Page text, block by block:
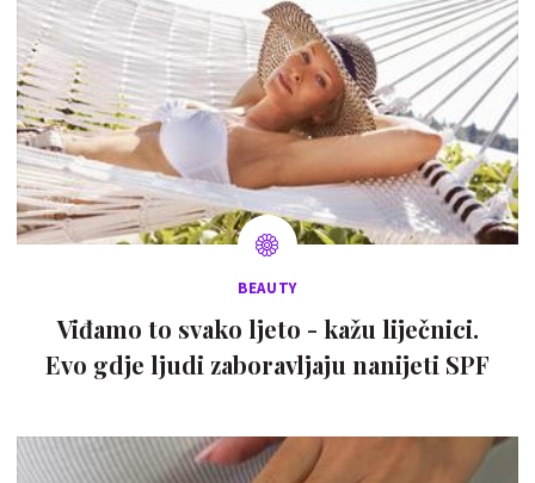
BEAUTY
Viđamo to svako ljeto - kažu liječnici.
Evo gdje ljudi zaboravljaju nanijeti SPF